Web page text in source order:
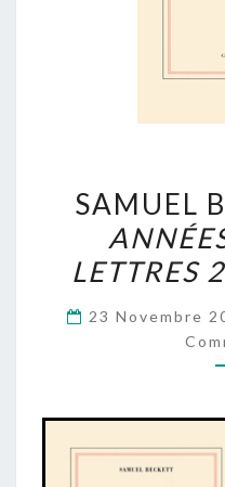
SAMUEL
LETTRES
23 Novembre